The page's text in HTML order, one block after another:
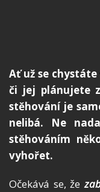
Ať už se
či jej plánujete
stěhování je
nelibá. Ne
stěhováním
vyhořet.
Očekává se, že